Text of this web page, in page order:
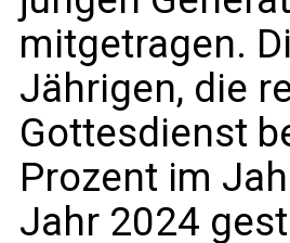
mitgetragen.
Jährigen, die
Gottesdienst
Prozent im
Jahr 2024